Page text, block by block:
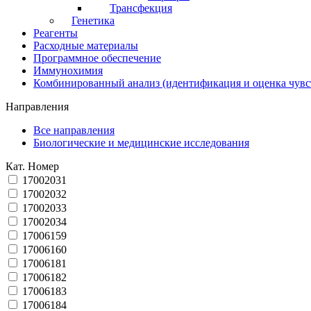
Трансфекция
Генетика
Реагенты
Расходные материалы
Программное обеспечение
Иммунохимия
Комбинированный анализ (идентификация и оценка
Направления
Все направления
Биологические и медицинские исследования
Кат. Номер
17002031
17002032
17002033
17002034
17006159
17006160
17006181
17006182
17006183
17006184